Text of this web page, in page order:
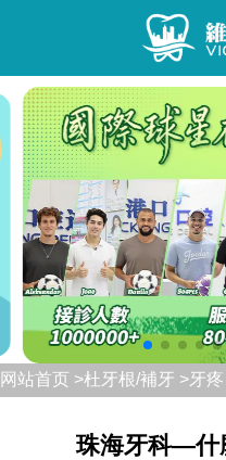
网站首页 >杜牙根/補牙 >牙
珠海牙科—什